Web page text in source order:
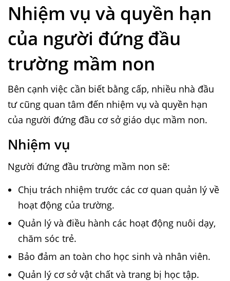
Nhiệm vụ và quyền hạn
của người đứng đầu
trường mầm non
Bên cạnh việc cần biết bằng cấp, nhiều nhà đầu
tư cũng quan tâm đến nhiệm vụ và quyền hạn
của người đứng đầu cơ sở giáo dục mầm non.
Nhiệm vụ
Người đứng đầu trường mầm non sẽ:
Chịu trách nhiệm trước các cơ quan quản lý về
hoạt động của trường.
Quản lý và điều hành các hoạt động nuôi dạy,
chăm sóc trẻ.
Bảo đảm an toàn cho học sinh và nhân viên.
Quản lý cơ sở vật chất và trang bị học tập.